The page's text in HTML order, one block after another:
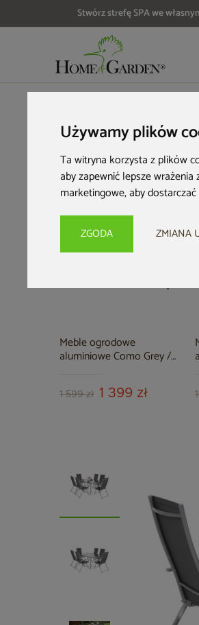
Używamy plików
Ta witryna korzysta z plików
aby zapewnić lepsze
marketingowe,aby
ZGODA ZMIANA
Stwórz strefę SPA we
Szczegóły
Meble ogrodowe
aluminiowe Como Grey /
1 599 zł 1 399 zł